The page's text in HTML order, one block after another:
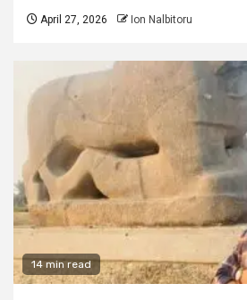
April 27, 2026 Ion Nalbitoru
14 min read